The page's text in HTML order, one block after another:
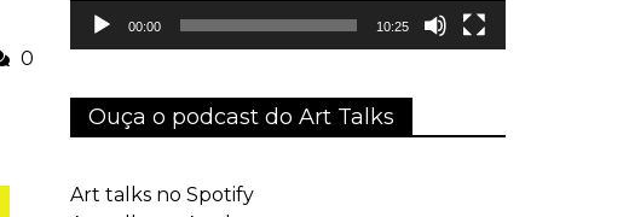
0
00:00 10:25
Ouça o podcast do Art Talks
Art talks no Spotify